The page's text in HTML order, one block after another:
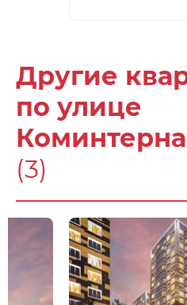
Другие
по улице
Коминтерна
(3)